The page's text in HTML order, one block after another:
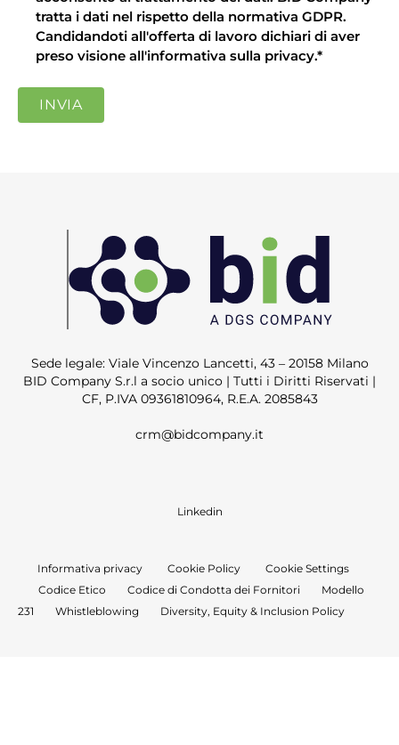
tratta i dati nel rispetto della normativa GDPR.
Candidandoti all'offerta di lavoro dichiari di aver
preso visione all'informativa sulla privacy.*
Sede legale: Viale Vincenzo Lancetti, 43 – 20158 Milano
BID Company S.r.l a socio unico | Tutti i Diritti Riservati |
CF, P.IVA 09361810964, R.E.A. 2085843
crm@bidcompany.it
Informativa privacy Cookie Policy
Cookie Settings
Codice Etico
Codice di Condotta dei Fornitori
Modello
231
Whistleblowing Diversity, Equity & Inclusion Policy
Linkedin